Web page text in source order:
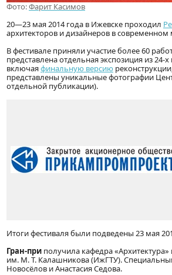
Фото:Фарит Касимов
20—23 мая 2014 года в Ижевске проходил
архитекторов и дизайнеров в современном
В фестивале приняли участие более 60
представлена отдельная экспозиция из
включаяфинальную версию
представлены уникальные фотографии
отдельной публикации).
Итоги фестиваля были подведены 23 мая
Гран-при получила кафедра
им. М. Т. Калашникова (ИжГТУ).
Новосёлов и Анастасия Седова.